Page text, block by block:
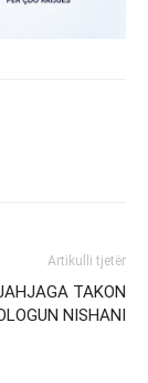
Artikulli tjetër
TAKON
NISHANI